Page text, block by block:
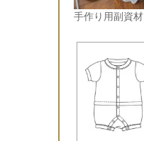
手作り用副資材